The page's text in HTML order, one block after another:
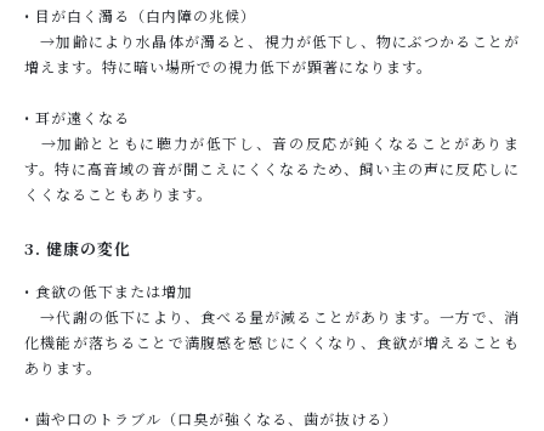
• 目が白く濁る（白内障の兆候）
→加齢により水晶体が濁ると、視力が低下し、物にぶつかることが
増えます。特に暗い場所での視力低下が顕著になります。
• 耳が遠くなる
→加齢とともに聴力が低下し、音の反応が鈍くなることがありま
す。特に高音域の音が聞こえにくくなるため、飼い主の声に反応しに
くくなることもあります。
3. 健康の変化
• 食欲の低下または増加
→代謝の低下により、食べる量が減ることがあります。一方で、消
化機能が落ちることで満腹感を感じにくくなり、食欲が増えることも
あります。
• 歯や口のトラブル（口臭が強くなる、歯が抜ける）